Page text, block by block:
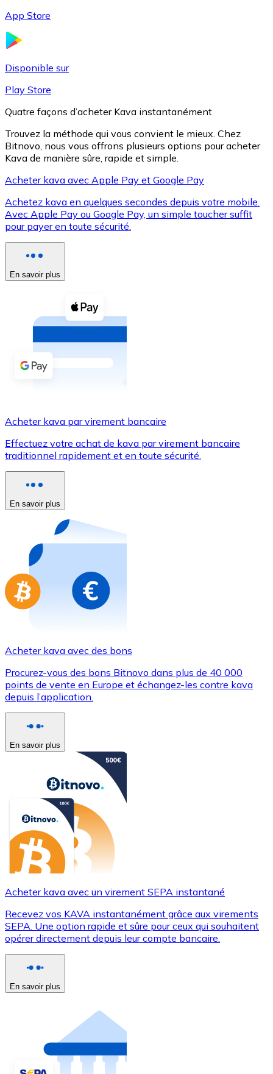
XRP
XRP
Voir toutes
Coupons crypto
Achetez des cryptomonnaies en espèces et d'autres
Acheter avec espèces
Virement SEPA
Utilisez les cartes Visa et Mastercard pour acheter
Acheter avec carte
Nouveau
Achetez des cartes-cadeaux de vos marques
Aller à la boutique de cartes-cadeaux
App Store
Disponible sur
Play Store
Quatre façons d’acheter Kava instantanément
Trouvez la méthode qui vous convient le mieux. Chez
Bitnovo, nous vous offrons plusieurs options pour acheter
Kava de manière sûre, rapide et simple.
Acheter kava avec Apple Pay et Google Pay
Achetez kava en quelques secondes depuis votre mobile.
Avec Apple Pay ou Google Pay, un simple toucher suffit
pour payer en toute sécurité.
En savoir plus
Acheter kava par virement bancaire
Effectuez votre achat de kava par virement bancaire
traditionnel rapidement et en toute sécurité.
En savoir plus
Acheter kava avec des bons
Procurez-vous des bons Bitnovo dans plus de 40 000
points de vente en Europe et échangez-les contre kava
depuis l’application.
En savoir plus
Acheter kava avec un virement SEPA instantané
Recevez vos KAVA instantanément grâce aux virements
SEPA. Une option rapide et sûre pour ceux qui souhaitent
opérer directement depuis leur compte bancaire.
En savoir plus